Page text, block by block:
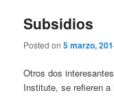
Subsidios
Posted on5 marzo,
Otros dos
Institute, se refieren